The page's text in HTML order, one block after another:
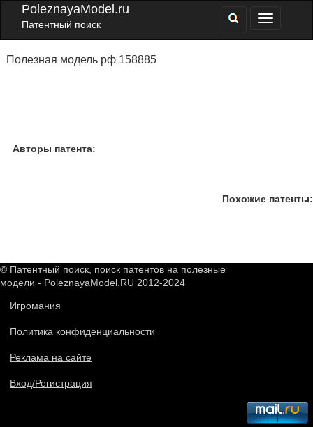
PoleznayaModel.ru
Патентный поиск
Полезная модель рф 158885
Авторы патента:
Похожие патенты:
© Патентный поиск, поиск патентов на полезные
модели - PoleznayaModel.RU 2012-2024
Игромания
Политика конфиденциальности
Реклама на сайте
Вход/Регистрация